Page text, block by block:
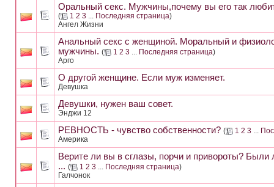
Оральный секс. Мужчины,почему вы его так
( 1 2 3 ... Последняя страница)
Ангел Жизни
Анальный секс с женщиной. Моральный и
мужчины. ( 1 2 3 ... Последняя страница)
Арго
О другой женщине. Если муж изменяет.
Девушка
Девушки, нужен ваш совет.
Энджи 12
РЕВНОСТЬ - чувство собственности? ( 1 2 3 ...
Америка
Верите ли вы в сглазы, порчи и привороты? Были
... ( 1 2 3 ... Последняя страница)
Галчонок